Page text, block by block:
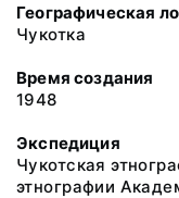
Географическая
Чукотка
Время создания
1948
Экспедиция
Чукотская
этнографии